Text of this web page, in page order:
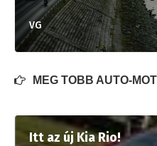
VG
MÉG TÖBB AUTÓ-
Itt az új Kia Rio!